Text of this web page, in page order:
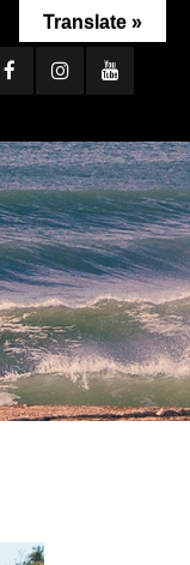
Translate »